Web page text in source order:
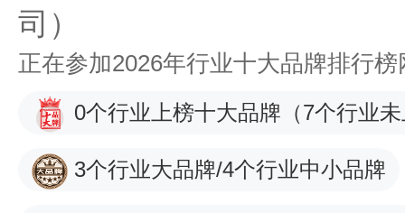
司）
正在参加2026年行业十大品牌排行
0个行业上榜十大品牌 （7个行业
3个行业大品牌/4个行业中小品牌